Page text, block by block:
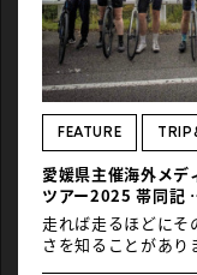
場権を獲得されてい
一方で、間口の広さ
ースは110kmに加
設定され、「Big
技のファミリーライ
や50kmは仲間と走
e-bikeやタンデムも
も、景色を楽しむ人
──このレイヤーの重
チームから […]
FEATURE
愛媛県主催海外メデ
ツアー2025 帯同記
#03
走れば走るほどにそ
さを知ることがあり